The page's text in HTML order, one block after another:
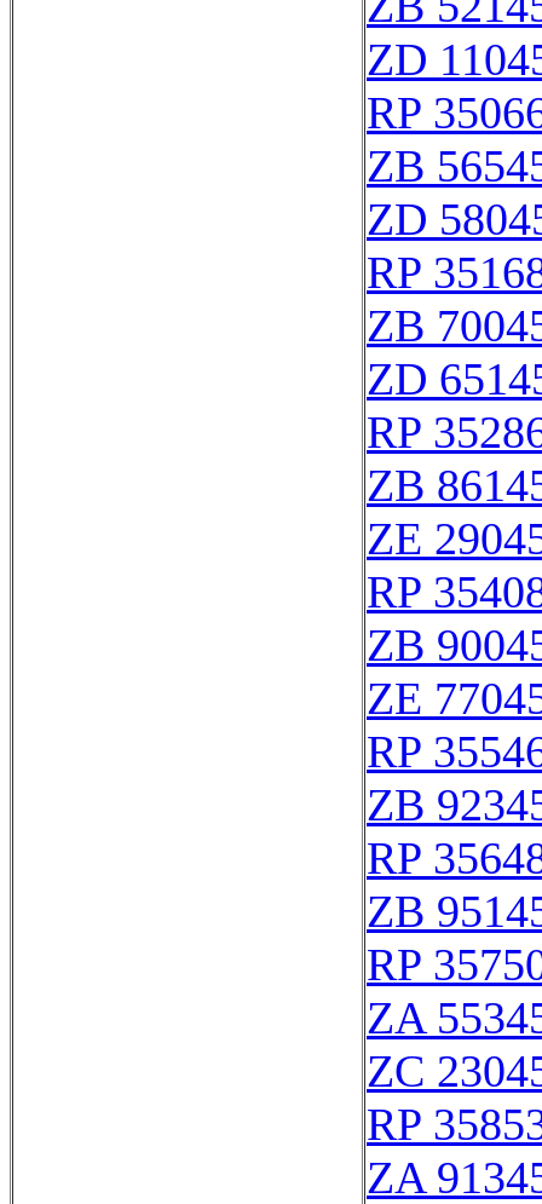
ZD
RP
ZB
ZD
RP
ZB
ZD
RP
ZB
ZE
RP
ZB
ZE
RP
ZB
RP
ZB
RP
ZA
ZC
RP
ZA